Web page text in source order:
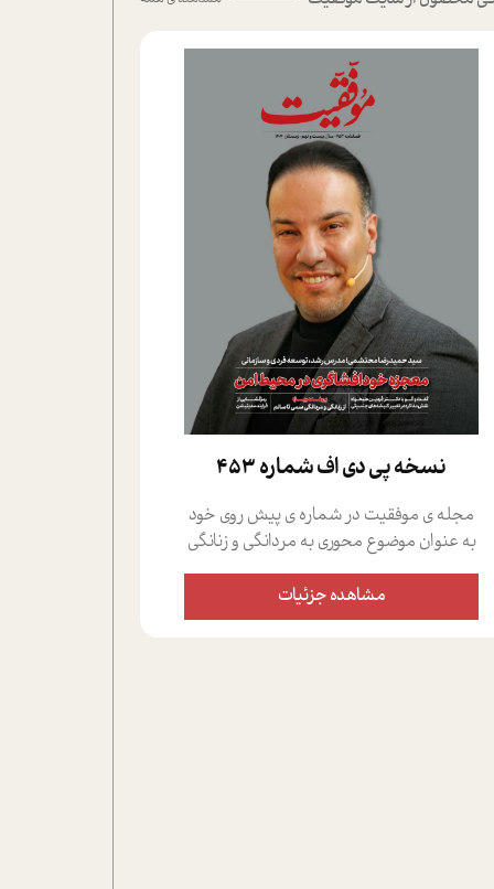
نسخه پي دي اف شماره 453
مجله ی موفقیت در شماره ی پیش روی خود
به عنوان موضوع محوری به مردانگی و زنانگی
سمی پرداخته است؛ علاوه بر این که؛ گفت و
گویی اختصاصی داشته ایم با فردین علیخواه،
جامعه شناس در بخش های مختلف تلاش
مشاهده جزئیات